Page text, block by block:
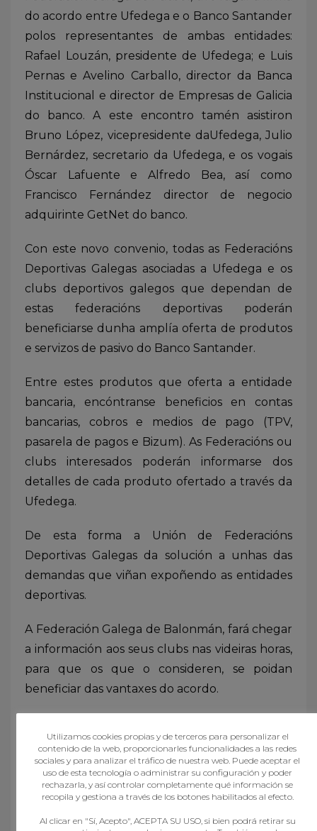
do acordo entre Ufedega e o Banco Santander
polos representantes de ambas entidades:
Rafael Louzán, presidente de Ufedega; e Luis
Pernas e Avelino Carballo, director da Banca
Institucional e director de Empresas de Galicia
do banco. A este encontro tamén asistiron
Bruno López, vicepresidente daUfedega, Julio
Bernárdez, secretario da Ufedega, e os vogais
Óscar Lafuente e Alfredo Bea, así como
Francisco Fernández director de negocio
adquirinte GetNet do banco.
Con este novo convenio, todas as Federacións
Deportivas Galegas asociadas a Ufedega e os
clubs deportivos galegos que dependan de
estas federacións deportivas poderán
beneficiarse dunha amplía oferta de produtos
e servizos de pasivo do Banco Santander.
Entre estes produtos que oferta a entidade
bancaria, encóntranse beneficios en contas
bancarias, cobros e medios de pago (TPV,
pasarela de pagos e Bizum). As Federacións ou
clubs interesados poderán informarse dos
detalles de cada produto ofertado a través da
Ufedega.
De esta forma a Unión de Federacións
Deportivas Galegas da solución a unhas das
demandas que viñan expoñendo as entidades
deportivas.
A Federación Galega de Balonmán, fará chegar
a información aos seus clubs nas videiras horas,
para que os que o consideren, se poidan
beneficiar das vantaxes do acordo.
TAGGED UNDER:
CONVENIO
Utilizamos cookies propias y de terceros para personalizar el
contenido de la web, proporcionarles funcionalidades a las redes
sociales y para analizar el tráfico de nuestra web. Puede aceptar el
uso de esta tecnología o administrar su configuración y poder
rechazarla, y así controlar completamente qué información se
recopila y gestiona a través de los botones habilitados al efecto.
Al clicar en "Sí, Acepto", ACEPTA SU USO, si bien podrá retirar su